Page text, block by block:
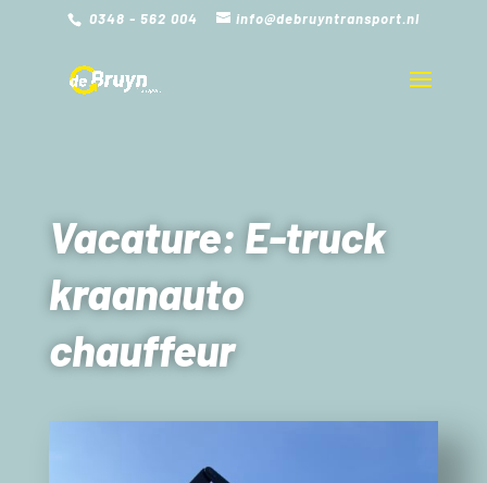
0348 - 562 004 info@debruyntransport.nl
Vacature: E-truck
kraanauto
chauffeur